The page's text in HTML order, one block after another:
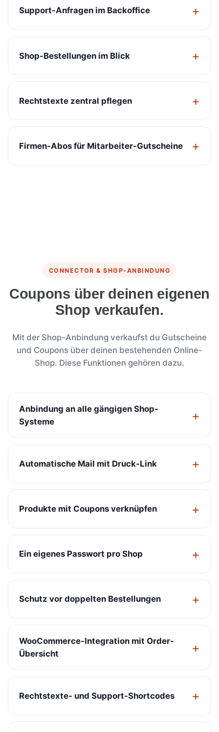
Support-Anfragen im Backoffice
Shop-Bestellungen im Blick
Rechtstexte zentral pflegen
Firmen-Abos für Mitarbeiter-Gutscheine
CONNECTOR & SHOP-ANBINDUNG
Coupons über deinen eigenen
Shop verkaufen.
Mit der Shop-Anbindung verkaufst du Gutscheine
und Coupons über deinen bestehenden Online-
Shop. Diese Funktionen gehören dazu.
Anbindung an alle gängigen Shop-
Systeme
Automatische Mail mit Druck-Link
Produkte mit Coupons verknüpfen
Ein eigenes Passwort pro Shop
Schutz vor doppelten Bestellungen
WooCommerce-Integration mit Order-
Übersicht
Rechtstexte- und Support-Shortcodes